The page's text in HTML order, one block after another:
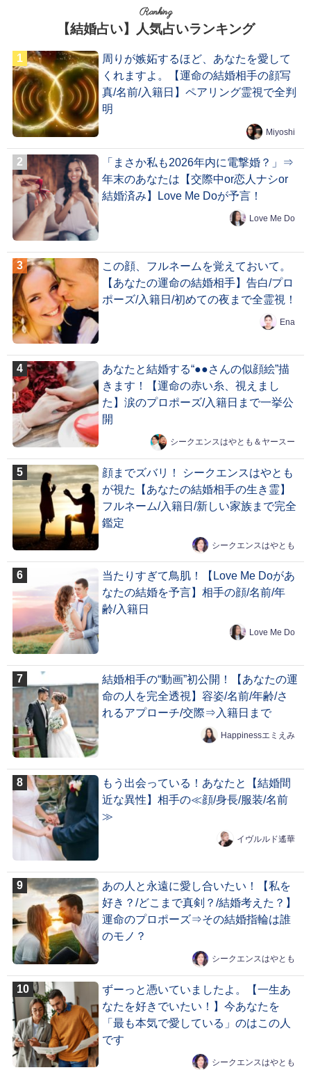
Ranking
【結婚占い】人気占いランキング
周りが嫉妬するほど、あなたを愛して
くれますよ。【運命の結婚相手の顔写
真/名前/入籍日】ペアリング霊視で全判
明
Miyoshi
「まさか私も2026年内に電撃婚？」⇒
年末のあなたは【交際中or恋人ナシor
結婚済み】Love Me Doが予言！
Love Me Do
この顔、フルネームを覚えておいて。
【あなたの運命の結婚相手】告白/プロ
ポーズ/入籍日/初めての夜まで全霊視！
Ena
あなたと結婚する“●●さんの似顔絵”描
きます！【運命の赤い糸、視えまし
た】涙のプロポーズ/入籍日まで一挙公
開
シークエンスはやとも＆ヤースー
顔までズバリ！ シークエンスはやとも
が視た【あなたの結婚相手の生き霊】
フルネーム/入籍日/新しい家族まで完全
鑑定
シークエンスはやとも
当たりすぎて鳥肌！【Love Me Doがあ
なたの結婚を予言】相手の顔/名前/年
齢/入籍日
Love Me Do
結婚相手の“動画”初公開！【あなたの運
命の人を完全透視】容姿/名前/年齢/さ
れるアプローチ/交際⇒入籍日まで
Happinessエミえみ
もう出会っている！あなたと【結婚間
近な異性】相手の≪顔/身長/服装/名前
≫
イヴルルド遙華
あの人と永遠に愛し合いたい！【私を
好き？/どこまで真剣？/結婚考えた？】
運命のプロポーズ⇒その結婚指輪は誰
のモノ？
シークエンスはやとも
ずーっと憑いていましたよ。【一生あ
なたを好きでいたい！】今あなたを
「最も本気で愛している」のはこの人
です
シークエンスはやとも